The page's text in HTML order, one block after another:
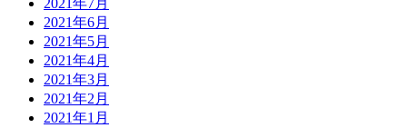
2021年7月
2021年6月
2021年5月
2021年4月
2021年3月
2021年2月
2021年1月